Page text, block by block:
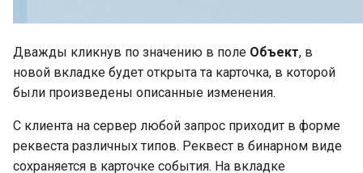
Дважды кликнув по значению в поле Объект, в
новой вкладке будет открыта та карточка, в которой
были произведены описанные изменения.
С клиента на сервер любой запрос приходит в форме
реквеста различных типов. Реквест в бинарном виде
сохраняется в карточке события. На вкладке